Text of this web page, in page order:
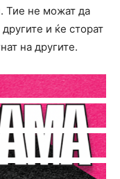
Тие не можат да
и ќе сторат
на другите.